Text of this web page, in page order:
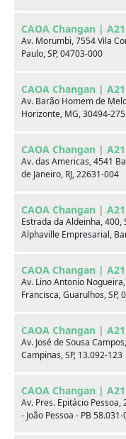
CAOA Changan |
Av. Morumbi, 7554 Vila
Paulo, SP, 04703-000
CAOA Changan |
Av. Barão Homem de
Horizonte, MG, 30494-275
CAOA Changan |
Av. das Americas, 4541
de Janeiro, RJ, 22631-004
CAOA Changan |
Estrada da Aldeinha, 400,
Alphaville Empresarial,
CAOA Changan |
Av. Lino Antonio
Francisca, Guarulhos, SP,
CAOA Changan |
Av. José de Sousa
Campinas, SP, 13.092-123
CAOA Changan |
Av. Pres. Epitácio
- João Pessoa - PB
Fale com um
Opcionais
Airbag duplo
Banco do
Computador de
Teto solar